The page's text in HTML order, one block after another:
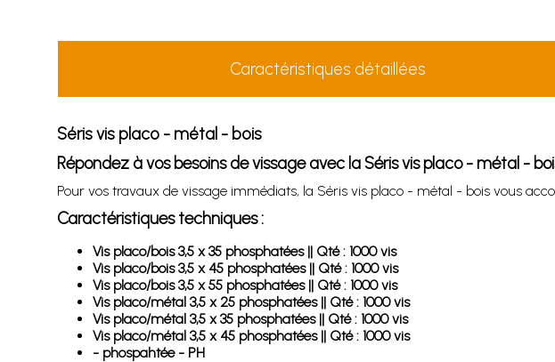
Caractéristiques détaillées
Séris vis placo - métal - bois
Répondez à vos besoins de vissage avec la Séris vis placo - métal -
Pour vos travaux de vissage immédiats, la Séris vis placo - métal - bois vous
Caractéristiques techniques :
Vis placo/bois 3,5 x 35 phosphatées || Qté : 1000 vis
Vis placo/bois 3,5 x 45 phosphatées || Qté : 1000 vis
Vis placo/bois 3,5 x 55 phosphatées || Qté : 1000 vis
Vis placo/métal 3,5 x 25 phosphatées || Qté : 1000 vis
Vis placo/métal 3,5 x 35 phosphatées || Qté : 1000 vis
Vis placo/métal 3,5 x 45 phosphatées || Qté : 1000 vis
- phospahtée - PH